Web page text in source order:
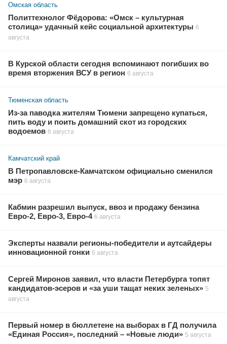
Омская область
Политтехнолог Фёдорова: «Омск – культурная
столица» удачный кейс социальной архитектуры 6
августа
В Курской области сегодня вспоминают погибших во
время вторжения ВСУ в регион 6 августа
Тюменская область
Из-за паводка жителям Тюмени запрещено купаться,
пить воду и поить домашний скот из городских
водоемов 6 августа
Камчатский край
В Петропавловске-Камчатском официально сменился
мэр 6 августа
Кабмин разрешил выпуск, ввоз и продажу бензина
Евро-2, Евро-3, Евро-4 6 августа
Эксперты назвали регионы-победители и аутсайдеры
инновационной гонки 6 августа
Сергей Миронов заявил, что власти Петербурга топят
кандидатов-эсеров и «за уши тащат неких зеленых» 5
августа
Первый номер в бюллетене на выборах в ГД получила
«Единая Россия», последний – «Новые люди» 5 августа